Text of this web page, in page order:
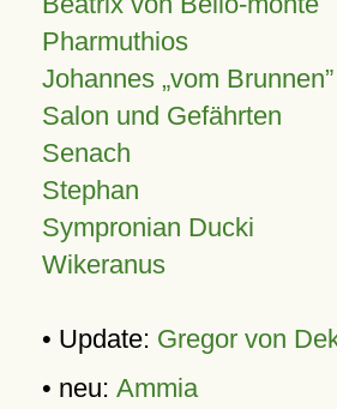
Pharmuthios
Johannes vom Brunnen
Salon und Gefährten
Senach
Stephan
Sympronian Ducki
Wikeranus
• Update: Gregor von
• neu: Ammia